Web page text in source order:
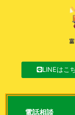
LINEはこ
電話相談